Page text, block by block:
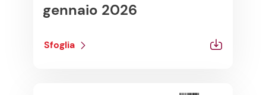
gennaio 2026
Sfoglia